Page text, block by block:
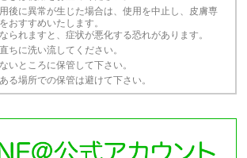
後に異常が生じた場合は、使用を中止し、皮膚専
おすすめいたします。
られますと、症状が悪化する恐れがあります。
ちに洗い流してください。
いところに保管して下さい。
る場所での保管は避けて下さい。